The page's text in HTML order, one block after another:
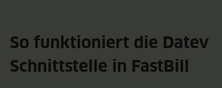
So funktioniert die Datev
Schnittstelle in FastBill